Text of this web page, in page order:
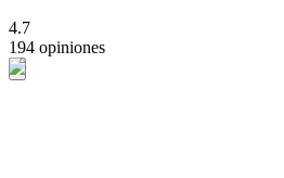
4.7
194 opiniones